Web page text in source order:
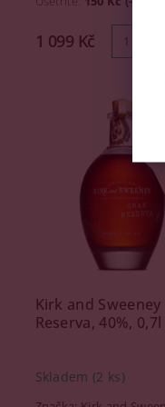
1 099 Kč
Kirk and
Reserva, 40%, 0,7l
Skladem (2 ks)